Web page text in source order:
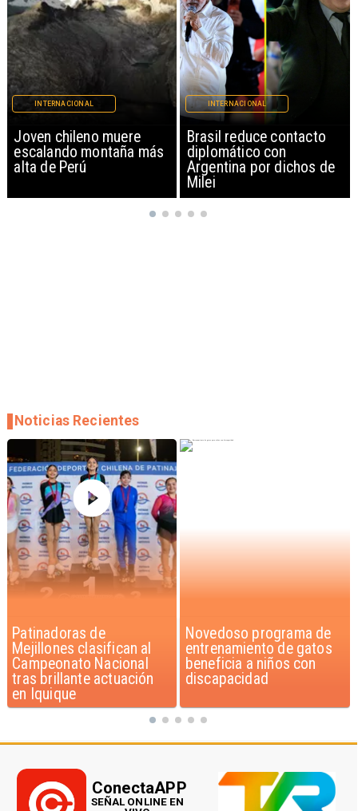
Brasil reduce contacto
diplomático con
Argentina por dichos de
INTERNACIONAL
China restringe
exportación de drones a
EEUU y sanciona
empresas
INTERNACIONAL
Novedoso programa de
entrenamiento de gatos
beneficia a niños con
discapacidad
Alarmante hábito en
jóvenes de 13 a 15 años
según encuesta del
Minsal
Noticias Recientes
ConectaAPP
SEÑAL ONLINE EN